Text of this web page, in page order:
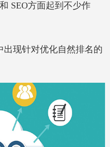
SEO方面起到不少作
现针对优化自然排名的